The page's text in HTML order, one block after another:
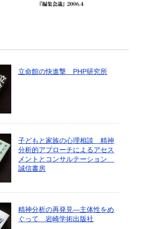
立命館の快進撃 PHP研究所
子どもと家族の心理相談 精神
分析的アプローチによるアセス
メントとコンサルテーション
誠信書房
精神分析の再発見―主体性をめ
ぐって 岩崎学術出版社